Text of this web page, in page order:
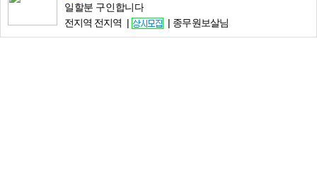
일할분 구인합니다
전지역 전지역
종무원보살님